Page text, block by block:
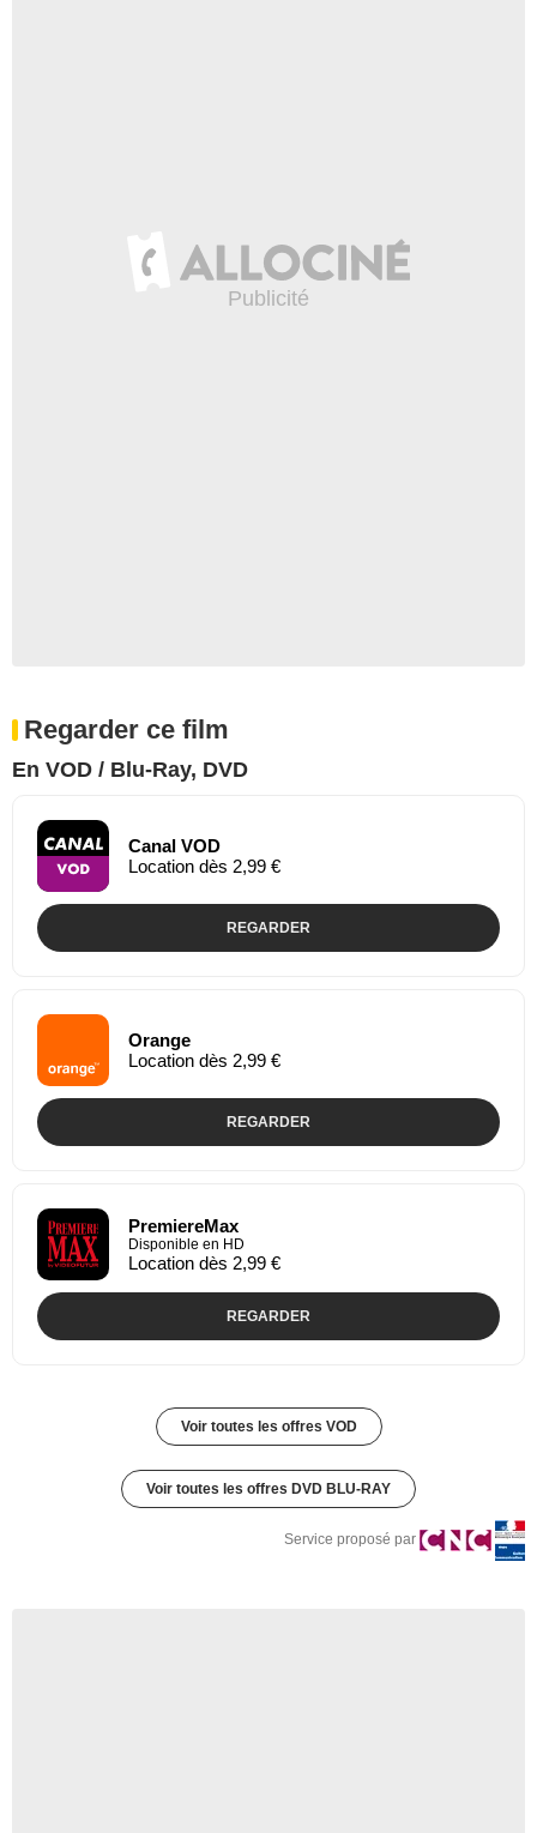
Regarder ce film
En VOD / Blu-Ray, DVD
Canal VOD
Location dès 2,99 €
REGARDER
Orange
Location dès 2,99 €
REGARDER
PremiereMax
Disponible en HD
Location dès 2,99 €
REGARDER
Voir toutes les offres VOD
Voir toutes les offres DVD BLU-RAY
Service proposé par